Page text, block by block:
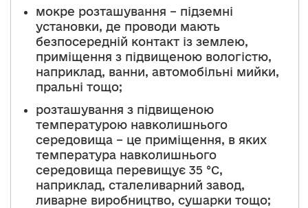
мокре розташування – підземні
установки, де проводи мають
безпосередній контакт із землею,
приміщення з підвищеною вологістю,
наприклад, ванни, автомобільні мийки,
пральні тощо;
розташування з підвищеною
температурою навколишнього
середовища – це приміщення, в яких
температура навколишнього
середовища перевищує 35 °C,
наприклад, сталеливарний завод,
ливарне виробництво, сушарки тощо;